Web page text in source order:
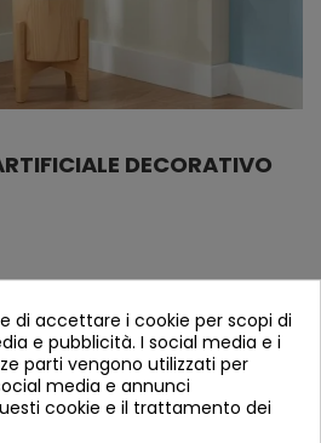
DECORATIVO
di accettare i cookie per scopi di
e pubblicità. I social media e i
parti vengono utilizzati per
media e annunci
cookie e il trattamento dei